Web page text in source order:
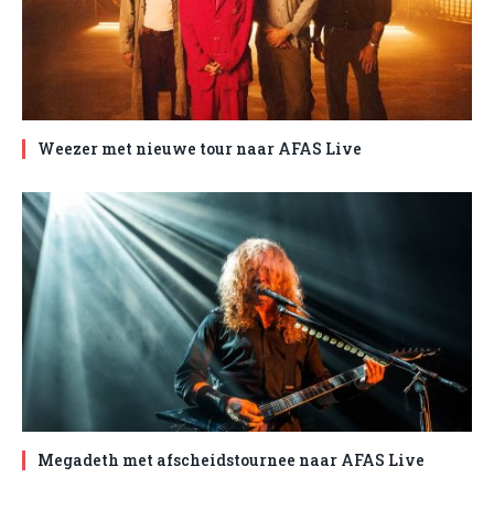
Weezer met nieuwe tour naar AFAS Live
Megadeth met afscheidstournee naar AFAS Live